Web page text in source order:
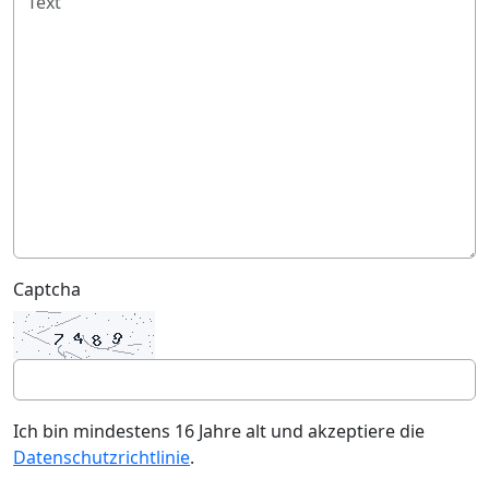
Captcha
Ich bin mindestens 16 Jahre alt und akzeptiere die
Datenschutzrichtlinie.